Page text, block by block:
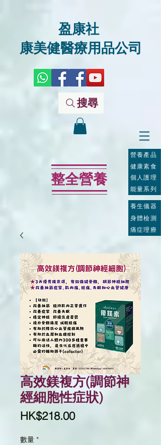
盈康社
康美健醫療用品公司
搜尋
整全營養
營養產品
個人護理
能量系列
健康素食
養生儀器
身體檢測
痛症理療
高效鎂複方(調節神
經細胞性症狀)
HK$218.00價
數量 *